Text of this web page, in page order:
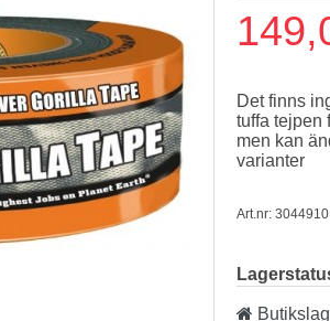
Det finns
tuffa tejpen
men kan
varianter
Art.nr: 3044910